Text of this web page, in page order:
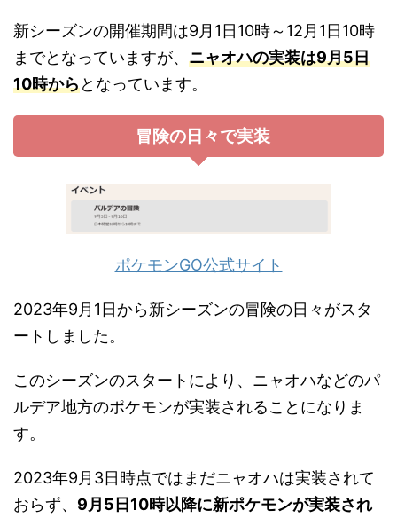
新シーズンの開催期間は9月1日10時～12月1日10時
までとなっていますが、 ニャオハの実装は9月5日
10時からとなっています。
冒険の日々で実装
ポケモンGO公式サイト
2023年9月1日から新シーズンの冒険の日々がスタ
ートしました。
このシーズンのスタートにより、ニャオハなどのパ
ルデア地方のポケモンが実装されることになりま
す。
2023年9月3日時点ではまだニャオハは実装されて
おらず、 9月5日10時以降に新ポケモンが実装され